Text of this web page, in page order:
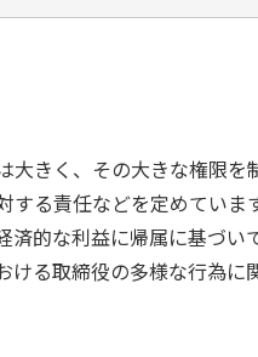
大きく、その大きな権限
する責任などを定めてい
的な利益に帰属に基づい
ける取締役の多様な行為に